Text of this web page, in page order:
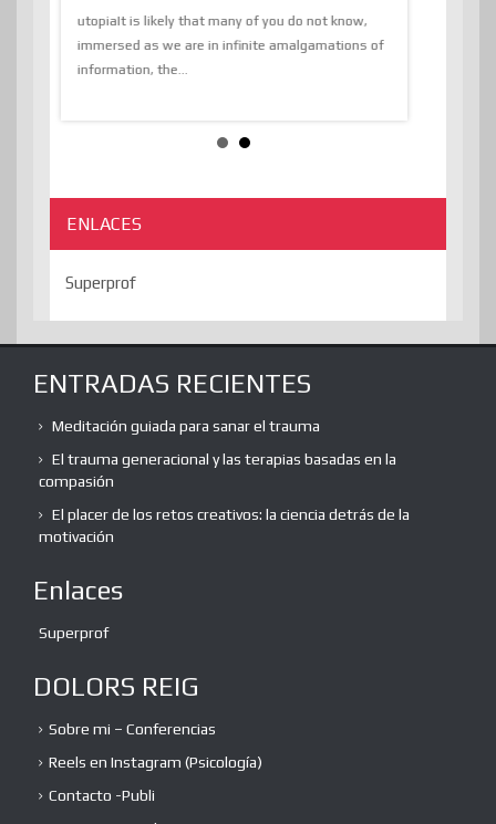
utopiaIt is likely that many of you do not know,
immersed as we are in infinite amalgamations of
information, the...
ENLACES
Superprof
ENTRADAS RECIENTES
Meditación guiada para sanar el trauma
El trauma generacional y las terapias basadas en la
compasión
El placer de los retos creativos: la ciencia detrás de la
motivación
Enlaces
Superprof
DOLORS REIG
Sobre mi – Conferencias
Reels en Instagram (Psicología)
Contacto -Publi